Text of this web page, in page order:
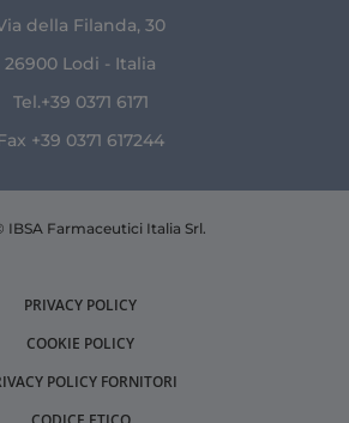
della Filanda, 30
26900 Lodi - Italia
Tel.+39 0371 6171
+39 0371 617244
IBSA Farmaceutici Italia Srl.
PRIVACY POLICY
COOKIE POLICY
POLICY FORNITORI